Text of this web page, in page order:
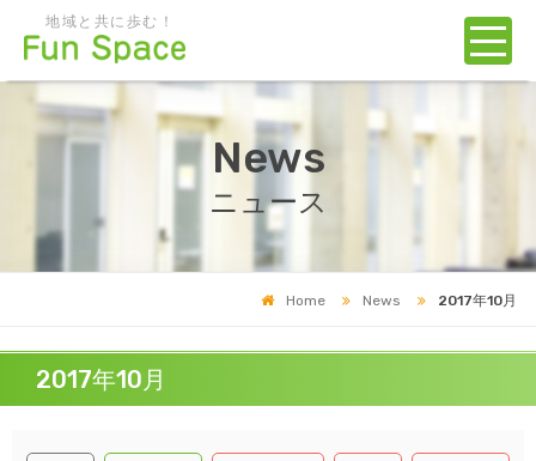
地域と共に歩む！
News
ニュース
Home News 2017年10月
2017年10月